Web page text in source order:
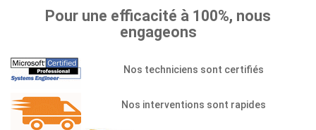
l'heure, tarif comme
êtes super je
Pour une efficacité à 100%, nous
engageons
Nos techniciens sont certifiés
Nos interventions sont rapides